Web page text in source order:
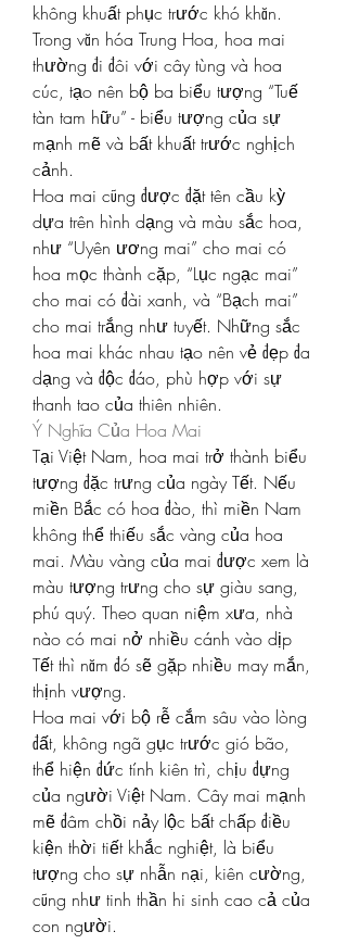
không khuất phục trước khó khăn.
Trong văn hóa Trung Hoa, hoa mai
thường đi đôi với cây tùng và hoa
cúc, tạo nên bộ ba biểu tượng “Tuế
tàn tam hữu” - biểu tượng của sự
mạnh mẽ và bất khuất trước nghịch
cảnh.
Hoa mai cũng được đặt tên cầu kỳ
dựa trên hình dạng và màu sắc hoa,
như “Uyên ương mai” cho mai có
hoa mọc thành cặp, “Lục ngạc mai”
cho mai có đài xanh, và “Bạch mai”
cho mai trắng như tuyết. Những sắc
hoa mai khác nhau tạo nên vẻ đẹp đa
dạng và độc đáo, phù hợp với sự
thanh tao của thiên nhiên.
Ý Nghĩa Của Hoa Mai
Tại Việt Nam, hoa mai trở thành biểu
tượng đặc trưng của ngày Tết. Nếu
miền Bắc có hoa đào, thì miền Nam
không thể thiếu sắc vàng của hoa
mai. Màu vàng của mai được xem là
màu tượng trưng cho sự giàu sang,
phú quý. Theo quan niệm xưa, nhà
nào có mai nở nhiều cánh vào dịp
Tết thì năm đó sẽ gặp nhiều may mắn,
thịnh vượng.
Hoa mai với bộ rễ cắm sâu vào lòng
đất, không ngã gục trước gió bão,
thể hiện đức tính kiên trì, chịu đựng
của người Việt Nam. Cây mai mạnh
mẽ đâm chồi nảy lộc bất chấp điều
kiện thời tiết khắc nghiệt, là biểu
tượng cho sự nhẫn nại, kiên cường,
cũng như tinh thần hi sinh cao cả của
con người.